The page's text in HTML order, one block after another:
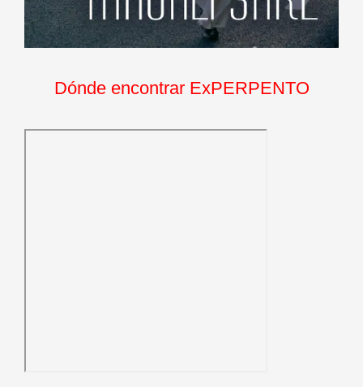
Dónde encontrar ExPERPENTO